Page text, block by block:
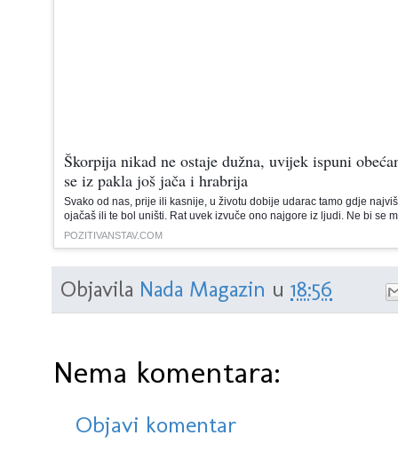
Škorpija nikad ne ostaje dužna, uvijek ispuni
se iz pakla još jača i hrabrija
Svako od nas, prije ili kasnije, u životu dobije udarac tamo gdje
ojačaš ili te bol uništi. Rat uvek izvuče ono najgore iz ljudi. Ne bi se
POZITIVANSTAV.COM
Objavila Nada Magazin u 18:56
Nema komentara:
Objavi komentar